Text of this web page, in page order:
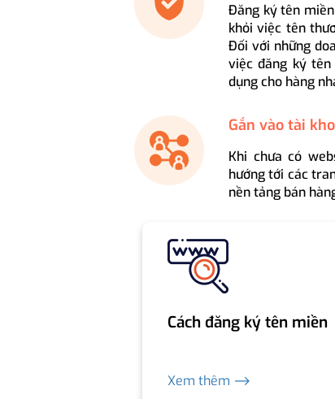
Đăng ký tên
khỏi việc tên
Đối với những
việc đăng ký
dụng cho hàng
Gắn vào tài
Khi chưa có
hướng tới các
nền tảng bán
Cách đăng ký tên miền
Xem thêm ⟶